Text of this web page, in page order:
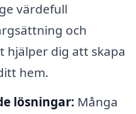
värdefull
och
hjälper dig att skapa
hem.
lösningar: Många